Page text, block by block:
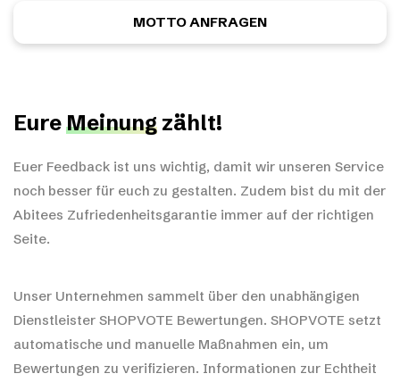
MOTTO ANFRAGEN
EureMeinung zählt!
Euer Feedback ist uns wichtig, damit wir unseren Service
noch besser für euch zu gestalten. Zudem bist du mit der
Abitees Zufriedenheitsgarantie immer auf der richtigen
Seite.
Unser Unternehmen sammelt über den unabhängigen
Dienstleister SHOPVOTE Bewertungen. SHOPVOTE setzt
automatische und manuelle Maßnahmen ein, um
Bewertungen zu verifizieren. Informationen zur Echtheit